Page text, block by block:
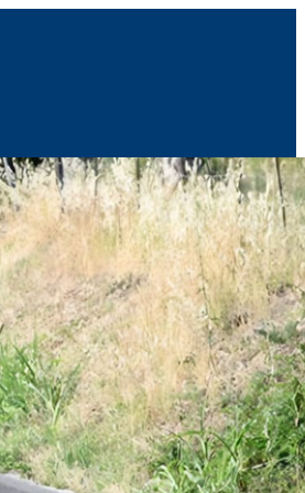
Calendario Roster News
CalendarioRosterNews
CalendarioRosterNews
CalendarioRosterNews
CalendarioRosterNews